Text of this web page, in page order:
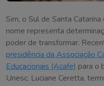
Sim, o Sul de Santa
nome representa
poder de transformar.
presidência da Associação
Educacionais (Acafe) para o
Unesc, Luciane Ceretta,